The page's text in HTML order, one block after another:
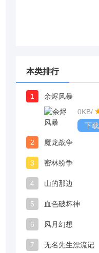
本类排行
1
余烬风暴
0KB/
下载
2 魔龙战争
3 密林纷争
4 山的那边
5 血色破坏神
6 风月幻想
7 无名先生漂流记